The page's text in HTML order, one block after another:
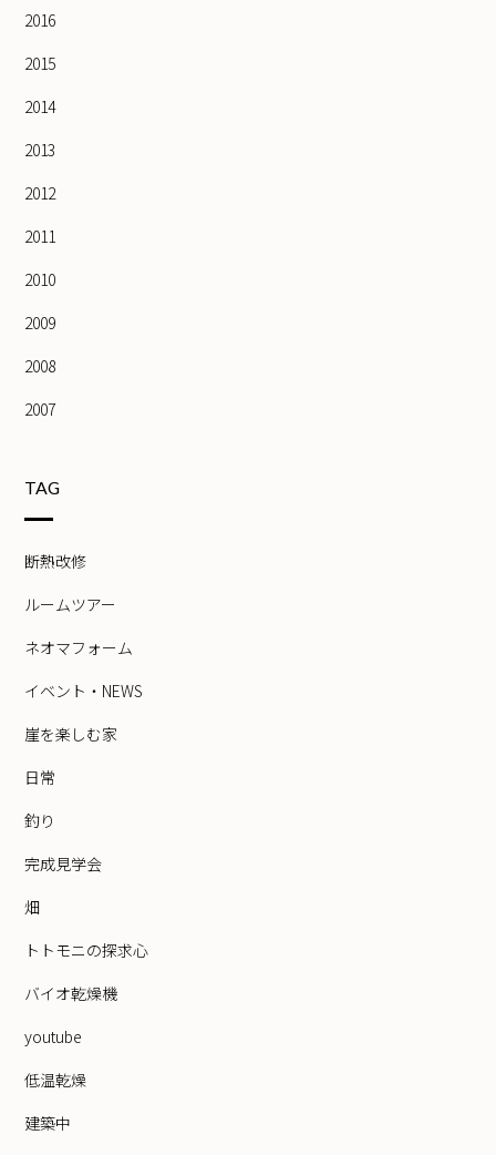
2016
2015
2014
2013
2012
2011
2010
2009
2008
2007
TAG
断熱改修
ルームツアー
ネオマフォーム
イベント・NEWS
崖を楽しむ家
日常
釣り
完成見学会
畑
トトモニの探求心
バイオ乾燥機
youtube
低温乾燥
建築中